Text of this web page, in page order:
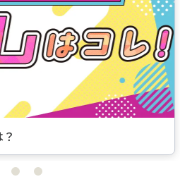
入社ならではの視点のインタビュー
item item